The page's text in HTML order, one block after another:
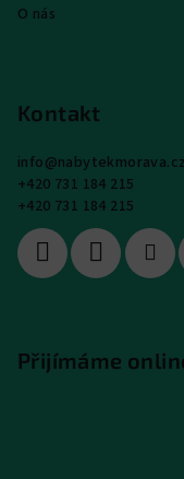
O nás
Kontakt
info@nabytekmorava.cz
+420 731 184 215
+420 731 184 215
Přijímáme